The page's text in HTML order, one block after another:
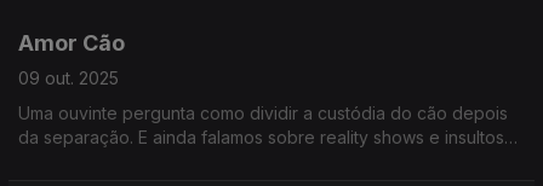
Amor Cão
09 out. 2025
Uma ouvinte pergunta como dividir a custódia do cão depois
da separação. E ainda falamos sobre reality shows e insultos